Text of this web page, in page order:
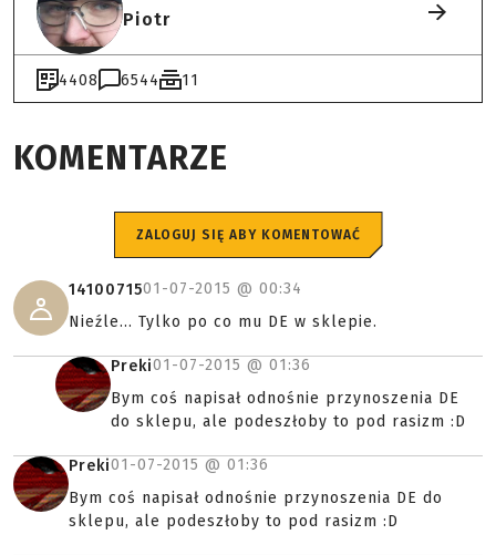
Piotr
4408 6544 11
KOMENTARZE
ZALOGUJ SIĘ ABY KOMENTOWAĆ
1410071501-07-2015 @ 00:34
Nieźle... Tylko po co mu DE w sklepie.
Preki01-07-2015 @ 01:36
Bym coś napisał odnośnie przynoszenia DE
do sklepu, ale podeszłoby to pod rasizm :D
Preki01-07-2015 @ 01:36
Bym coś napisał odnośnie przynoszenia DE do
sklepu, ale podeszłoby to pod rasizm :D